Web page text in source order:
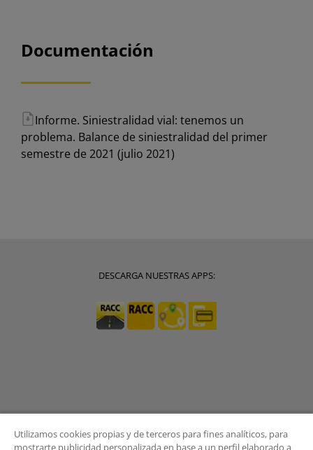
Documentación
Informe. Siniestralidad vial: tenemos un
problema. Balance de siniestralidad del primer
semestre de 2021 (julio 2021)
DESCARGA NUESTRAS APPS:
Utilizamos cookies propias y de terceros para fines analíticos, para
mostrarte publicidad personalizada en base a un perfil elaborado a